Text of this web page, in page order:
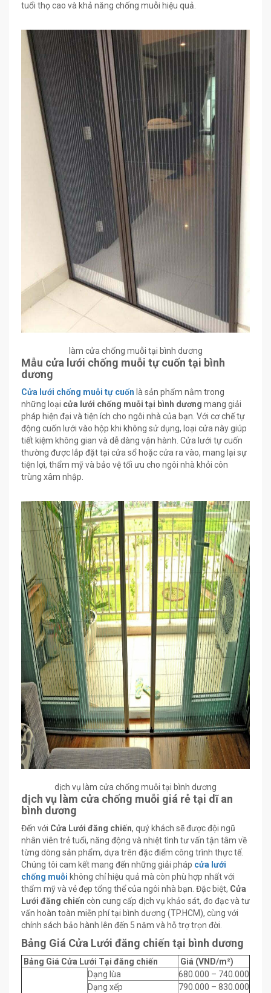
tuổi thọ cao và khả năng chống muỗi hiệu quả.
làm cửa chống muỗi tại bình dương
Mẫu cửa lưới chống muỗi tự cuốn tại bình
dương
Cửa lưới chống muỗi tự cuốn là sản phẩm nằm trong
những loại cửa lưới chống muỗi tại bình dương mang giải
pháp hiện đại và tiện ích cho ngôi nhà của bạn. Với cơ chế tự
động cuốn lưới vào hộp khi không sử dụng, loại cửa này giúp
tiết kiệm không gian và dễ dàng vận hành. Cửa lưới tự cuốn
thường được lắp đặt tại cửa sổ hoặc cửa ra vào, mang lại sự
tiện lợi, thẩm mỹ và bảo vệ tối ưu cho ngôi nhà khỏi côn
trùng xâm nhập.
dịch vụ làm cửa chống muỗi tại bình dương
dịch vụ làm cửa chống muỗi giá rẻ tại dĩ an
bình dương
Đến với Cửa Lưới đăng chiến, quý khách sẽ được đội ngũ
nhân viên trẻ tuổi, năng động và nhiệt tình tư vấn tận tâm về
từng dòng sản phẩm, dựa trên đặc điểm công trình thực tế.
Chúng tôi cam kết mang đến những giải pháp cửa lưới
chống muỗi không chỉ hiệu quả mà còn phù hợp nhất với
thẩm mỹ và vẻ đẹp tổng thể của ngôi nhà bạn. Đặc biệt, Cửa
Lưới đăng chiến còn cung cấp dịch vụ khảo sát, đo đạc và tư
vấn hoàn toàn miễn phí tại bình dương (TP.HCM), cùng với
chính sách bảo hành lên đến 5 năm và hỗ trợ trọn đời.
Bảng Giá Cửa Lưới đăng chiến tại bình dương
Bảng Giá Cửa Lưới Tại đăng chiến Giá (VND/m²)
Dạng lùa
680.000 – 740.000
Dạng xếp
790.000 – 830.000